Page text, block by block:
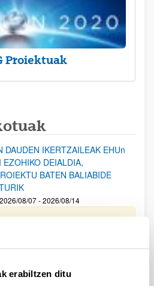
erabiltzen ditu
Proiektuak
DAUDEN IKERTZAILEAK EHUn
EZOHIKO DEIALDIA,
BATEN BALIABIDE
08/07 - 2026/08/14
EPEA 2026-08-14 ARTE ZABALIK.
eta Funts Bibliografikoak